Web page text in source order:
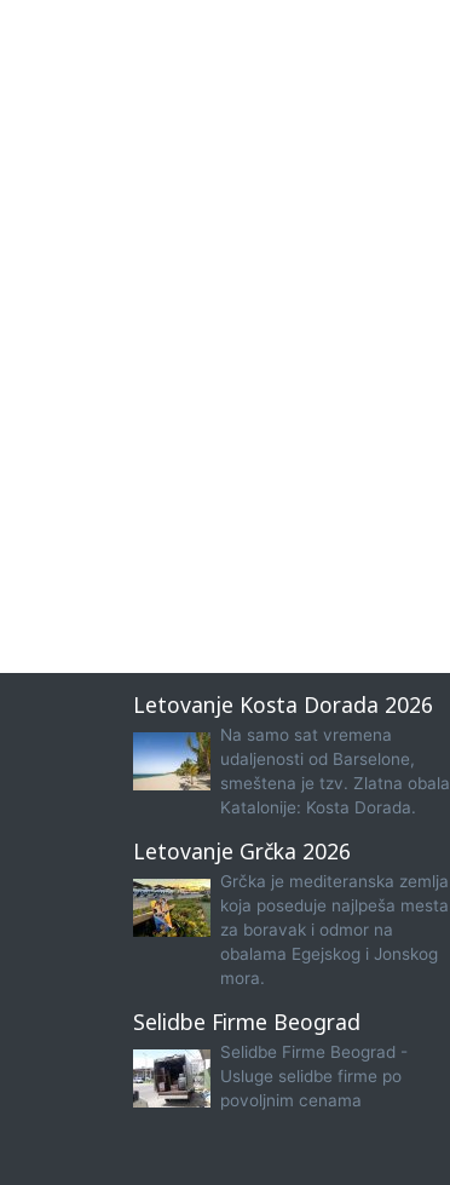
Letovanje Kosta Dorada 2026
Na samo sat vremena
udaljenosti od Barselone,
smeštena je tzv. Zlatna obala
Katalonije: Kosta Dorada.
Letovanje Grčka 2026
Grčka je mediteranska zemlja
koja poseduje najlpeša mesta
za boravak i odmor na
obalama Egejskog i Jonskog
mora.
Selidbe Firme Beograd
Selidbe Firme Beograd -
Usluge selidbe firme po
povoljnim cenama